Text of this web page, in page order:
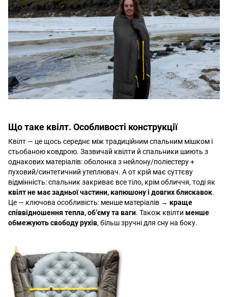
Що таке квілт. Особливості конструкції
Квілт — це щось середнє між традиційним спальним мішком і
стьобаною ковдрою. Зазвичай квілти й спальники шиють з
однакових матеріалів: оболонка з нейлону/поліестеру +
пуховий/синтетичний утеплювач. А от крій має суттєву
відмінність: спальник закриває все тіло, крім обличчя, тоді як
квілт не має задньої частини, капюшону і довгих блискавок.
Це — ключова особливість: менше матеріалів → краще
співвідношення тепла, об’єму та ваги. Також квілти менше
обмежують свободу рухів, більш зручні для сну на боку.